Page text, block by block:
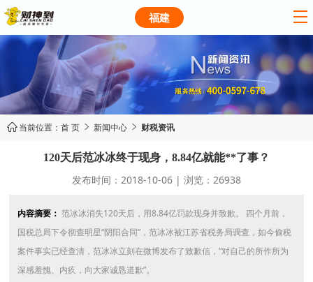
福建
当前位置： 首 页  新闻中心  财税资讯
120天后范冰冰终于现身，8.84亿就能**了事？
发布时间：2018-10-06 | 浏览：26938
内容摘要： 范冰冰消失120天后，用8.84亿罚款现身并致歉。 四个月前，
国税总局下令彻查明星“阴阳合同”，范冰冰被江苏省税务局调查，如今偷税
案件事实已经查清，范冰冰立刻在微博发布了致歉信，“对自己的所作所为
深感羞愧、内疚，向大家诚恳道歉”。